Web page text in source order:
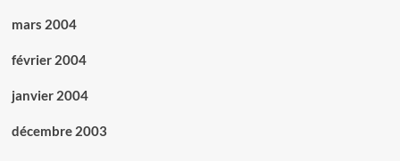
mars 2004
février 2004
janvier 2004
décembre 2003